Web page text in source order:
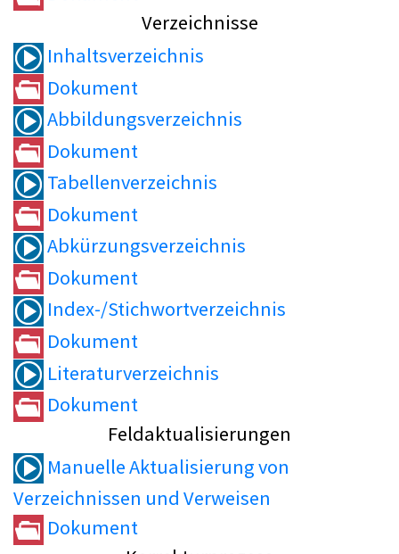
Verzeichnisse
Inhaltsverzeichnis
Dokument
Abbildungsverzeichnis
Dokument
Tabellenverzeichnis
Dokument
Abkürzungsverzeichnis
Dokument
Index-/Stichwortverzeichnis
Dokument
Literaturverzeichnis
Dokument
Feldaktualisierungen
Manuelle Aktualisierung von
Verzeichnissen und Verweisen
Dokument